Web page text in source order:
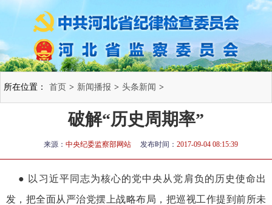
所在位置： 首页 > 新闻播报 > 头条新闻 >
破解“历史周期率”
来源： 中央纪委监察部网站 发布时间： 2017-09-04 08:15:39
● 以习近平同志为核心的党中央从党肩负的历史使命出
发，把全面从严治党摆上战略布局，把巡视工作提到前所未